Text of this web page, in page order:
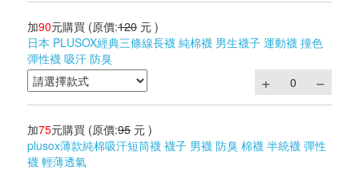
加90元購買 (原價:120 元 )
日本 PLUSOX經典三條線長襪 純棉襪 男生襪子 運動襪 撞色
彈性襪 吸汗 防臭
加75元購買 (原價:95 元 )
plusox薄款純棉吸汗短筒襪 襪子 男襪 防臭 棉襪 半統襪 彈性
襪 輕薄透氣